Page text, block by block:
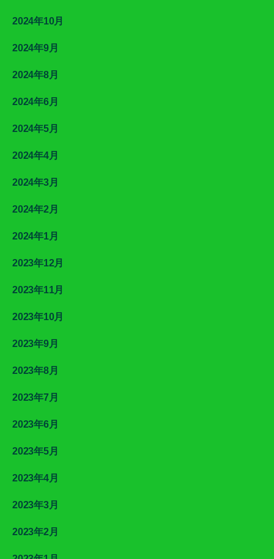
2024年10月
2024年9月
2024年8月
2024年6月
2024年5月
2024年4月
2024年3月
2024年2月
2024年1月
2023年12月
2023年11月
2023年10月
2023年9月
2023年8月
2023年7月
2023年6月
2023年5月
2023年4月
2023年3月
2023年2月